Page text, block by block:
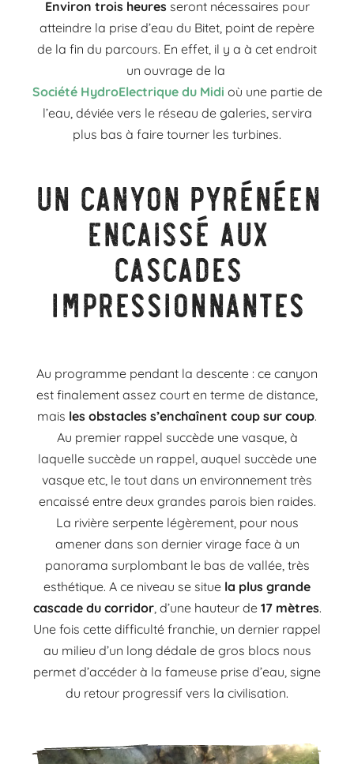
Environ trois heuresseront nécessaires pour
atteindre la prise d’eau du Bitet, point de repère
de la fin du parcours. En effet, il y a à cet endroit
un ouvrage de la
Société HydroElectrique du Midi où une partie de
l’eau, déviée vers le réseau de galeries, servira
plus bas à faire tourner les turbines.
Un canyon Pyrénéen
encaissé aux
cascades
impressionnantes
Au programme pendant la descente : ce canyon
est finalement assez court en terme de distance,
mais les obstacles s’enchaînent coup sur coup.
Au premier rappel succède une vasque, à
laquelle succède un rappel, auquel succède une
vasque etc, le tout dans un environnement très
encaissé entre deux grandes parois bien raides.
La rivière serpente légèrement, pour nous
amener dans son dernier virage face à un
panorama surplombant le bas de vallée, très
esthétique. A ce niveau se situe la plus grande
cascade du corridor, d’une hauteur de 17 mètres.
Une fois cette difficulté franchie, un dernier rappel
au milieu d’un long dédale de gros blocs nous
permet d’accéder à la fameuse prise d’eau, signe
du retour progressif vers la civilisation.